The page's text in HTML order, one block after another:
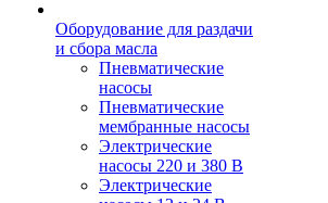
Оборудование для раздачи
и сбора масла
Пневматические
насосы
Пневматические
мембранные насосы
Электрические
насосы 220 и 380 В
Электрические